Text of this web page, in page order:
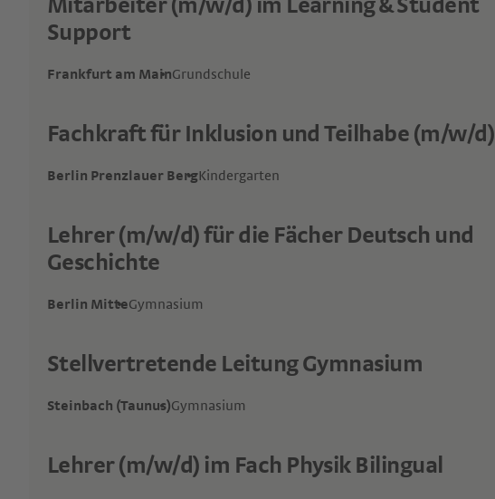
Mitarbeiter (m/w/d) im Learning & Student
Support
Frankfurt am MainGrundschule
Fachkraft für Inklusion und Teilhabe (m/w/d)
Berlin Prenzlauer BergKindergarten
Lehrer (m/w/d) für die Fächer Deutsch und
Geschichte
Berlin MitteGymnasium
Stellvertretende Leitung Gymnasium
Steinbach (Taunus)Gymnasium
Lehrer (m/w/d) im Fach Physik Bilingual